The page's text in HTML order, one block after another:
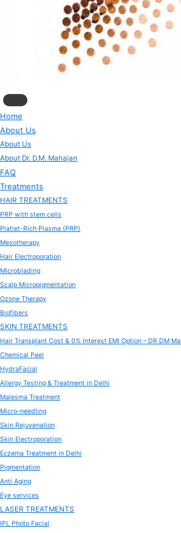
Home
About Us
About Us
About Dr. D.M. Mahajan
FAQ
Treatments
HAIR TREATMENTS
PRP with stem cells
Platlet-Rich Plasma (PRP)
Mesotherapy
Hair Electroporation
Microblading
Scalp Micropigmentation
Ozone Therapy
Biofibers
SKIN TREATMENTS
Hair Transplant Cost & 0% Interest EMI Option – DR DM
Chemical Peel
HydraFacial
Allergy Testing & Treatment in Delhi
Malesma Treatment
Micro-needling
Skin Rejuvenation
Skin Electroporation
Eczema Treatment in Delhi
Pigmentation
Anti Aging
Eye services
LASER TREATMENTS
IPL Photo Facial